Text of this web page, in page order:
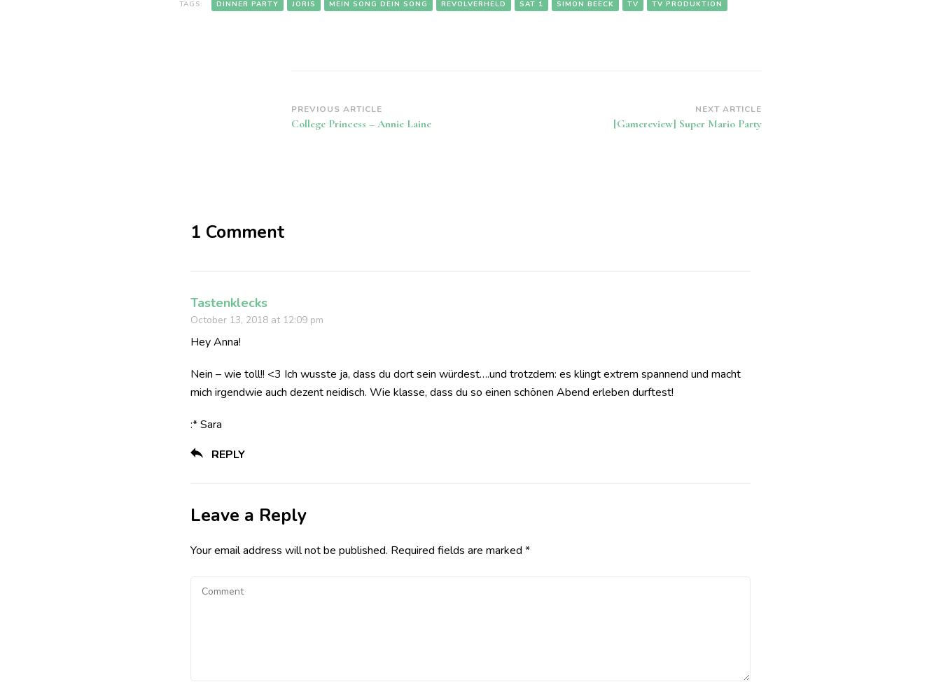
TAGS: DINNER PARTY JORIS MEIN SONG DEIN SONG REVOLVERHELD SAT 1 SIMON BEECK TV TV PRODUKTION
Post
Navigation
PREVIOUS ARTICLE
College Princess – Annie Laine
NEXT ARTICLE
[Gamereview] Super Mario Party
1 Comment
Tastenklecks
October 13, 2018 at 12:09 pm
Hey Anna!
Nein – wie toll!! <3 Ich wusste ja, dass du dort sein würdest….und trotzdem: es klingt extrem spannend und macht
mich irgendwie auch dezent neidisch. Wie klasse, dass du so einen schönen Abend erleben durftest!
:* Sara
REPLY
Leave a Reply
Your email address will not be published. Required fields are marked *